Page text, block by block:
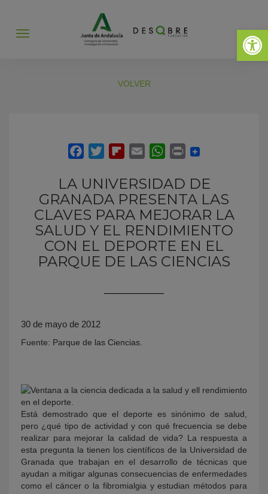
Abrir
Abrir
VOLVER
LA UNIVERSIDAD DE
GRANADA PRESENTA LAS
CLAVES PARA MEJORAR LA
SALUD Y EL RENDIMIENTO
CON EL DEPORTE EN EL
PARQUE DE LAS CIENCIAS
30 de mayo de 2012
Fuente: Parque de las Ciencias.
Está demostrado que el deporte es sinónimo de salud,
pero ¿qué tipo de actividad y con qué frecuencia se debe
realizar para mejorar la calidad de vida? La respuesta a
esta pregunta la tienen los científicos de la Universidad de
Granada que trabajan en el desarrollo de técnicas que
ayudan a mitigar algunas consecuencias de enfermedades
como el cáncer o la fibromialgia y estudian métodos para